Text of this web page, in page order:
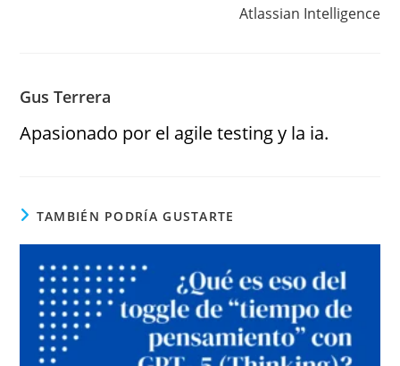
Atlassian Intelligence
Gus Terrera
Apasionado por el agile testing y la ia.
TAMBIÉN PODRÍA GUSTARTE